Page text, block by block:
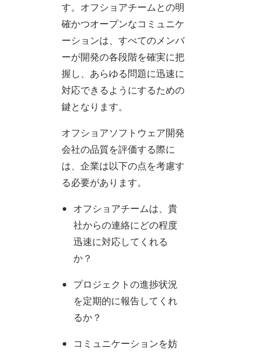
す。オフショアチームとの明
確かつオープンなコミュニケ
ーションは、すべてのメンバ
ーが開発の各段階を確実に把
握し、あらゆる問題に迅速に
対応できるようにするための
鍵となります。
オフショアソフトウェア開発
会社の品質を評価する際に
は、企業は以下の点を考慮す
る必要があります。
オフショアチームは、貴
社からの連絡にどの程度
迅速に対応してくれる
か？
プロジェクトの進捗状況
を定期的に報告してくれ
るか？
コミュニケーションを妨